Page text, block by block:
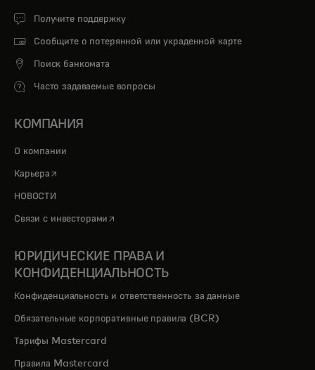
Получите поддержку
Сообщите о потерянной или украденной карте
Поиск банкомата
Часто задаваемые вопросы
КОМПАНИЯ
О компании
Карьера opens in a new tab
НОВОСТИ
Связи с инвесторами opens in a new tab
ЮРИДИЧЕСКИЕ ПРАВА И
КОНФИДЕНЦИАЛЬНОСТЬ
Конфиденциальность и ответственность за данные
Обязательные корпоративные правила (BCR)
Тарифы Mastercard
Правила Mastercard